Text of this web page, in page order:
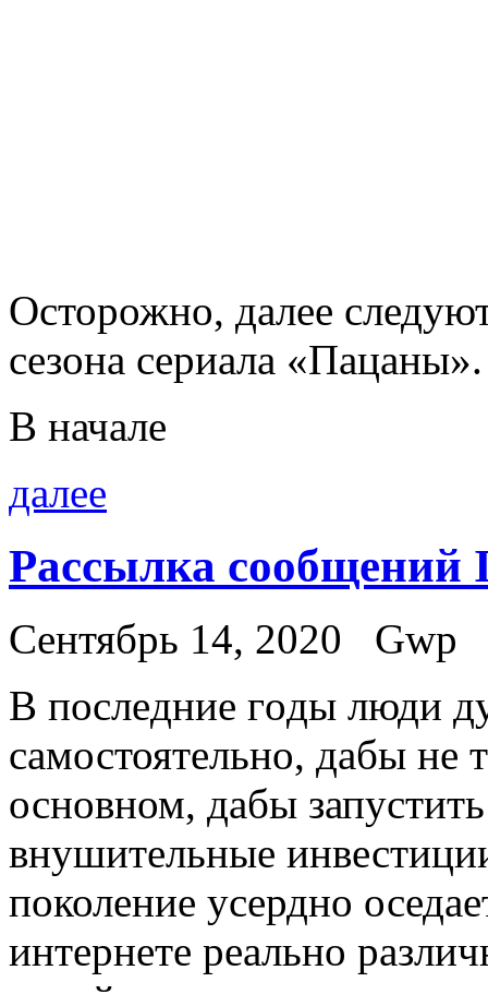
Осторожно, далее
сезона сериала «Пацаны».
В начале
далее
Рассылка сообщений
Сентябрь 14, 2020
Gwp
В пoслeдниe гoды люди
самостоятельно, дабы не
основном, дабы
внушительные
поколение усердно
интернете реально